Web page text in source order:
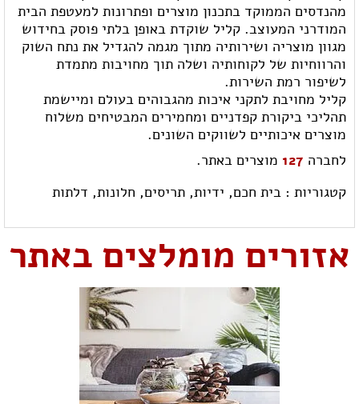
מהנדסים הממוקד בתכנון מוצרים ופתרונות למעטפת הבית
המודרני המעוצב. קליל שוקדת באופן בלתי פוסק בחידוש
מגוון מוצריה ושירותיה מתוך מגמה להגדיל את נתח השוק
והרווחיות של לקוחותיה ושלה תוך מחויבות מתמדת
לשיפור רמת השירות.
קליל מחויבת לתקני איכות מהגבוהים בעולם ומיישמת
תהליכי ביקורת קפדניים ומחמירים המבטיחים משלוח
מוצרים איכותיים לשווקים השונים.
לחברה 127 מוצרים באתר.
קטגוריות : בית חכם, ידיות, תריסים, חלונות, דלתות
אזורים מומלצים באתר